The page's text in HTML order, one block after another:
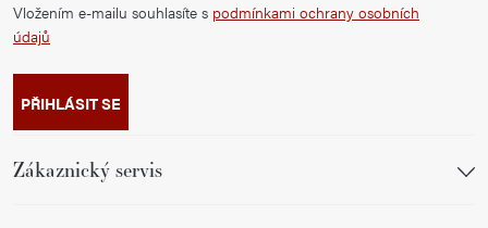
Vložením e-mailu souhlasíte s podmínkami ochrany osobních
údajů
PŘIHLÁSIT SE
Zákaznický servis